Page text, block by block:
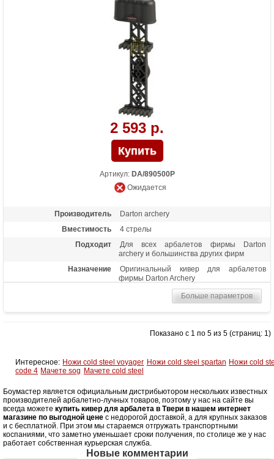
2 593 р.
Артикул: DA/890500P
Ожидается
Производитель
Darton archery
Вместимость
4 стрелы
Подходит
Для всех арбалетов фирмы Darton
archery и большинства других фирм
Назначение
Оригинальный кивер для арбалетов
фирмы Darton Archery
Больше параметров
Показано с 1 по 5 из 5 (страниц: 1)
Интересное: Ножи cold steel voyager Ножи cold steel spartan Ножи cold
code 4 Мачете sog Мачете cold steel
Боумастер является официальным дистрибьютором нескольких известных
производителей арбалетно-лучных товаров, поэтому у нас на сайте вы
всегда можете купить кивер для арбалета в Твери в нашем интернет
магазине по выгодной цене с недорогой доставкой, а для крупных заказов
и с бесплатной. При этом мы стараемся отгружать транспортными
коспаниями, что заметно уменьшает сроки получения, по столице же у нас
работает собственная курьерская служба.
Новые комментарии